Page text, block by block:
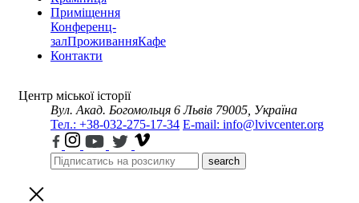
Приміщення
Конференц-
залПроживанняКафе
Контакти
Центр міської історії
Вул. Акад. Богомольця 6 Львів 79005, Україна
Тел.: +38-032-275-17-34 E-mail: info@lvivcenter.org
search